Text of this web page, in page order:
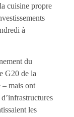
cuisine propre
à
du
G20 de la
– mais ont
les